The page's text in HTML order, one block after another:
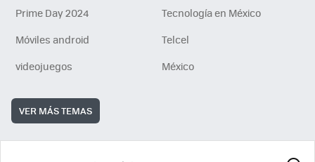
Prime Day 2024
Tecnología en México
Móviles android
Telcel
videojuegos
México
VER MÁS TEMAS